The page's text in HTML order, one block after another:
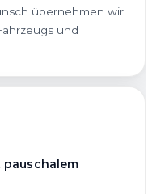
übernehmen wir
und